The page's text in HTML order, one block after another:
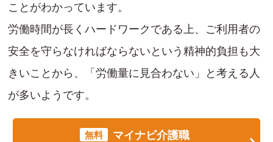
ことがわかっています。
労働時間が長くハードワークである上、ご利用者の
安全を守らなければならないという精神的負担も大
きいことから、「労働量に見合わない」と考える人
が多いようです。
無料
マイナビ介護職